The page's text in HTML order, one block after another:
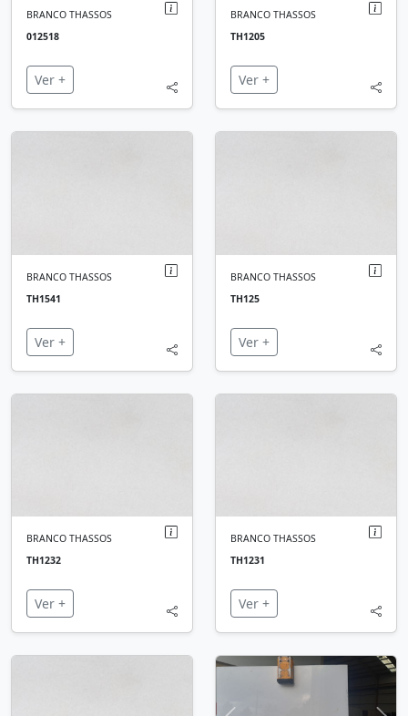
BRANCO THASSOS
012518
Ver +
BRANCO THASSOS
TH1205
Ver +
BRANCO THASSOS
TH1541
Ver +
BRANCO THASSOS
TH125
Ver +
BRANCO THASSOS
TH1232
Ver +
BRANCO THASSOS
TH1231
Ver +